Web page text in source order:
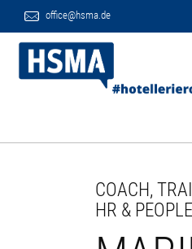
office@hsma.de
COACH,
HR &